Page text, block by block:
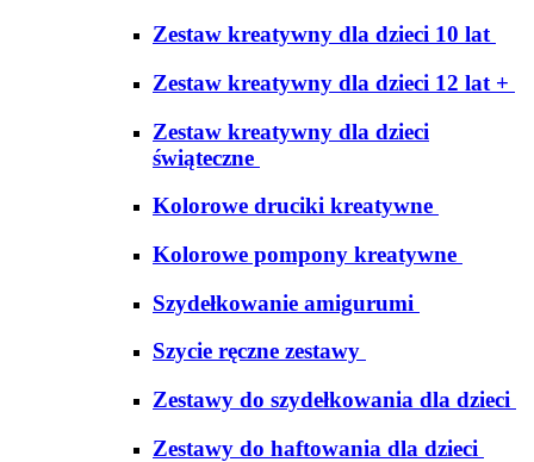
Zestaw kreatywny dla dzieci 10 lat
Zestaw kreatywny dla dzieci 12 lat +
Zestaw kreatywny dla dzieci
świąteczne
Kolorowe druciki kreatywne
Kolorowe pompony kreatywne
Szydełkowanie amigurumi
Szycie ręczne zestawy
Zestawy do szydełkowania dla dzieci
Zestawy do haftowania dla dzieci